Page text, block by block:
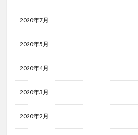
2020年7月
2020年5月
2020年4月
2020年3月
2020年2月